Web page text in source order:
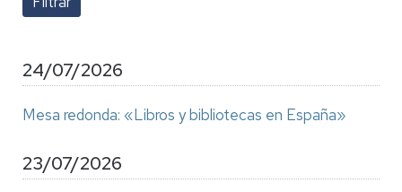
24/07/2026
Mesa redonda: «Libros y bibliotecas en España»
23/07/2026